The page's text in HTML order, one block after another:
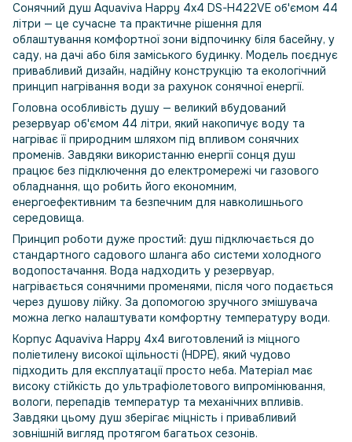
Сонячний душ Aquaviva Happy 4x4 DS-H422VE об'ємом 44
літри — це сучасне та практичне рішення для
облаштування комфортної зони відпочинку біля басейну, у
саду, на дачі або біля заміського будинку. Модель поєднує
привабливий дизайн, надійну конструкцію та екологічний
принцип нагрівання води за рахунок сонячної енергії.
Головна особливість душу — великий вбудований
резервуар об'ємом 44 літри, який накопичує воду та
нагріває її природним шляхом під впливом сонячних
променів. Завдяки використанню енергії сонця душ
працює без підключення до електромережі чи газового
обладнання, що робить його економним,
енергоефективним та безпечним для навколишнього
середовища.
Принцип роботи дуже простий: душ підключається до
стандартного садового шланга або системи холодного
водопостачання. Вода надходить у резервуар,
нагрівається сонячними променями, після чого подається
через душову лійку. За допомогою зручного змішувача
можна легко налаштувати комфортну температуру води.
Корпус Aquaviva Happy 4x4 виготовлений із міцного
поліетилену високої щільності (HDPE), який чудово
підходить для експлуатації просто неба. Матеріал має
високу стійкість до ультрафіолетового випромінювання,
вологи, перепадів температур та механічних впливів.
Завдяки цьому душ зберігає міцність і привабливий
зовнішній вигляд протягом багатьох сезонів.